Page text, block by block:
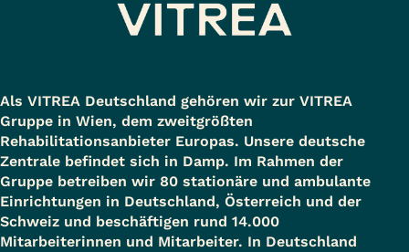
Als VITREA Deutschland gehören wir zur VITREA
Gruppe in Wien, dem zweitgrößten
Rehabilitationsanbieter Europas. Unsere deutsche
Zentrale befindet sich in Damp. Im Rahmen der
Gruppe betreiben wir 80 stationäre und ambulante
Einrichtungen in Deutschland, Österreich und der
Schweiz und beschäftigen rund 14.000
Mitarbeiterinnen und Mitarbeiter. In Deutschland